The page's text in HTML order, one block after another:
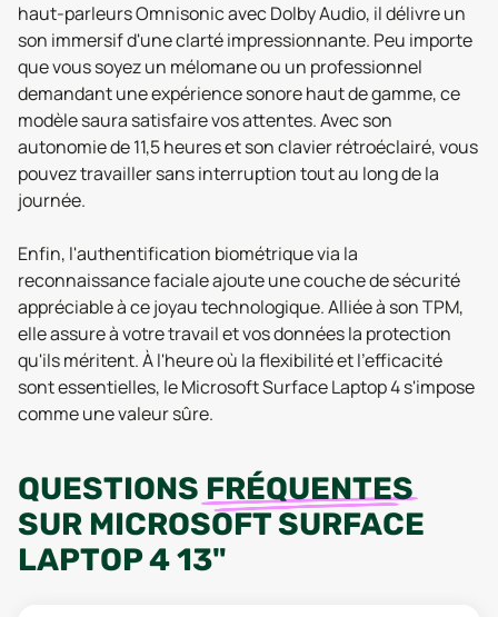
haut-parleurs Omnisonic avec Dolby Audio, il délivre un
son immersif d'une clarté impressionnante. Peu importe
que vous soyez un mélomane ou un professionnel
demandant une expérience sonore haut de gamme, ce
modèle saura satisfaire vos attentes. Avec son
autonomie de 11,5 heures et son clavier rétroéclairé, vous
pouvez travailler sans interruption tout au long de la
journée.
Enfin, l'authentification biométrique via la
reconnaissance faciale ajoute une couche de sécurité
appréciable à ce joyau technologique. Alliée à son TPM,
elle assure à votre travail et vos données la protection
qu'ils méritent. À l'heure où la flexibilité et l'efficacité
sont essentielles, le Microsoft Surface Laptop 4 s'impose
comme une valeur sûre.
QUESTIONS FRÉQUENTES
SUR MICROSOFT SURFACE
LAPTOP 4 13"